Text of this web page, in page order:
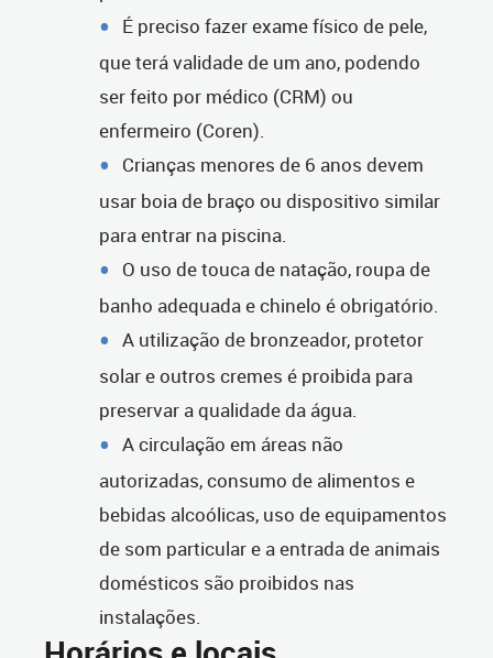
É preciso fazer exame físico de pele,
que terá validade de um ano, podendo
ser feito por médico (CRM) ou
enfermeiro (Coren).
Crianças menores de 6 anos devem
usar boia de braço ou dispositivo similar
para entrar na piscina.
O uso de touca de natação, roupa de
banho adequada e chinelo é obrigatório.
A utilização de bronzeador, protetor
solar e outros cremes é proibida para
preservar a qualidade da água.
A circulação em áreas não
autorizadas, consumo de alimentos e
bebidas alcoólicas, uso de equipamentos
de som particular e a entrada de animais
domésticos são proibidos nas
instalações.